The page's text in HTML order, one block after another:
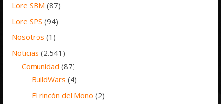
Lore SBM (87)
Lore SPS (94)
Nosotros (1)
Noticias (2.541)
Comunidad (87)
BuildWars (4)
El rincón del Mono (2)